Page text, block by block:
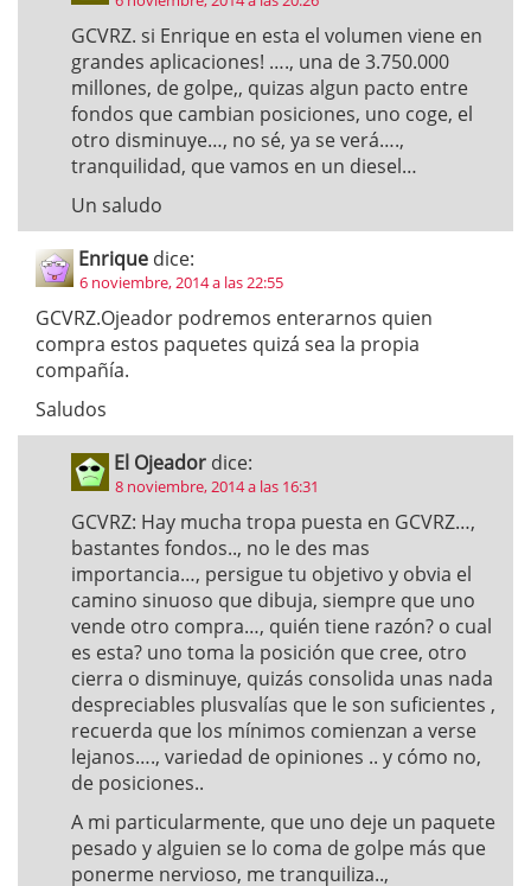
GCVRZ. si Enrique en esta el volumen viene en
grandes aplicaciones! …., una de 3.750.000
millones, de golpe,, quizas algun pacto entre
fondos que cambian posiciones, uno coge, el
otro disminuye…, no sé, ya se verá….,
tranquilidad, que vamos en un diesel…
Un saludo
Enrique dice:
6 noviembre, 2014 a las 22:55
GCVRZ.Ojeador podremos enterarnos quien
compra estos paquetes quizá sea la propia
compañía.
Saludos
El Ojeador dice:
8 noviembre, 2014 a las 16:31
GCVRZ: Hay mucha tropa puesta en GCVRZ…,
bastantes fondos.., no le des mas
importancia…, persigue tu objetivo y obvia el
camino sinuoso que dibuja, siempre que uno
vende otro compra…, quién tiene razón? o cual
es esta? uno toma la posición que cree, otro
cierra o disminuye, quizás consolida unas nada
despreciables plusvalías que le son suficientes ,
recuerda que los mínimos comienzan a verse
lejanos…., variedad de opiniones .. y cómo no,
de posiciones..
A mi particularmente, que uno deje un paquete
pesado y alguien se lo coma de golpe más que
ponerme nervioso, me tranquiliza..,